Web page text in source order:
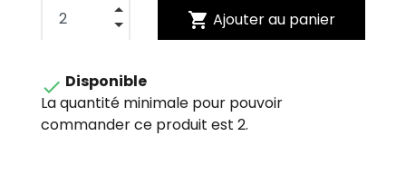
shopping_cart Ajouter au panier
 Disponible
La quantité minimale pour pouvoir
commander ce produit est 2.